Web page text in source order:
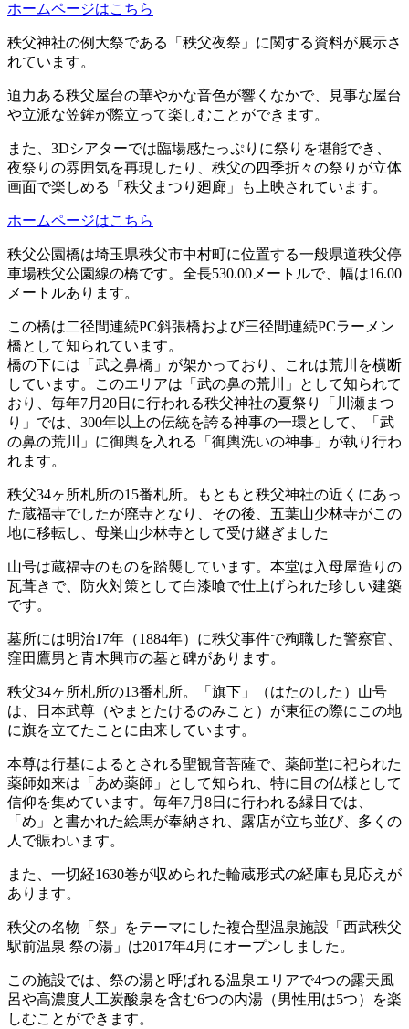
ホームページはこちら
秩父神社の例大祭である「秩父夜祭」に関する資料が展示さ
れています。
迫力ある秩父屋台の華やかな音色が響くなかで、見事な屋台
や立派な笠鉾が際立って楽しむことができます。
また、3Dシアターでは臨場感たっぷりに祭りを堪能でき、
夜祭りの雰囲気を再現したり、秩父の四季折々の祭りが立体
画面で楽しめる「秩父まつり廻廊」も上映されています。
ホームページはこちら
秩父公園橋は埼玉県秩父市中村町に位置する一般県道秩父停
車場秩父公園線の橋です。全長530.00メートルで、幅は16.00
メートルあります。
この橋は二径間連続PC斜張橋および三径間連続PCラーメン
橋として知られています。
橋の下には「武之鼻橋」が架かっており、これは荒川を横断
しています。このエリアは「武の鼻の荒川」として知られて
おり、毎年7月20日に行われる秩父神社の夏祭り「川瀬まつ
り」では、300年以上の伝統を誇る神事の一環として、「武
の鼻の荒川」に御輿を入れる「御輿洗いの神事」が執り行わ
れます。
秩父34ヶ所札所の15番札所。もともと秩父神社の近くにあっ
た蔵福寺でしたが廃寺となり、その後、五葉山少林寺がこの
地に移転し、母巣山少林寺として受け継ぎました
山号は蔵福寺のものを踏襲しています。本堂は入母屋造りの
瓦葺きで、防火対策として白漆喰で仕上げられた珍しい建築
です。
墓所には明治17年（1884年）に秩父事件で殉職した警察官、
窪田鷹男と青木興市の墓と碑があります。
秩父34ヶ所札所の13番札所。「旗下」（はたのした）山号
は、日本武尊（やまとたけるのみこと）が東征の際にこの地
に旗を立てたことに由来しています。
本尊は行基によるとされる聖観音菩薩で、薬師堂に祀られた
薬師如来は「あめ薬師」として知られ、特に目の仏様として
信仰を集めています。毎年7月8日に行われる縁日では、
「め」と書かれた絵馬が奉納され、露店が立ち並び、多くの
人で賑わいます。
また、一切経1630巻が収められた輪蔵形式の経庫も見応えが
あります。
秩父の名物「祭」をテーマにした複合型温泉施設「西武秩父
駅前温泉 祭の湯」は2017年4月にオープンしました。
この施設では、祭の湯と呼ばれる温泉エリアで4つの露天風
呂や高濃度人工炭酸泉を含む6つの内湯（男性用は5つ）を楽
しむことができます。